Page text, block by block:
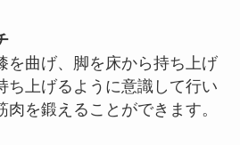
を曲げ、脚を床から持ち上げ
ち上げるように意識して行い
肉を鍛えることができます。